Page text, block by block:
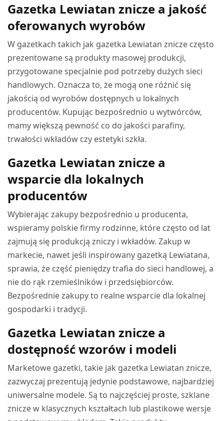
Gazetka Lewiatan znicze a jakość
oferowanych wyrobów
W gazetkach takich jak gazetka Lewiatan znicze często
prezentowane są produkty masowej produkcji,
przygotowane specjalnie pod potrzeby dużych sieci
handlowych. Oznacza to, że mogą one różnić się
jakością od wyrobów dostępnych u lokalnych
producentów. Kupując bezpośrednio u wytwórców,
mamy większą pewność co do jakości parafiny,
trwałości wkładów czy estetyki szkła.
Gazetka Lewiatan znicze a
wsparcie dla lokalnych
producentów
Wybierając zakupy bezpośrednio u producenta,
wspieramy polskie firmy rodzinne, które często od lat
zajmują się produkcją zniczy i wkładów. Zakup w
markecie, nawet jeśli inspirowany gazetką Lewiatana,
sprawia, że część pieniędzy trafia do sieci handlowej, a
nie do rąk rzemieślników i przedsiębiorców.
Bezpośrednie zakupy to realne wsparcie dla lokalnej
gospodarki i tradycji.
Gazetka Lewiatan znicze a
dostępność wzorów i modeli
Marketowe gazetki, takie jak gazetka Lewiatan znicze,
zazwyczaj prezentują jedynie podstawowe, najbardziej
uniwersalne modele. Są to najczęściej proste, szklane
znicze w klasycznych kształtach lub plastikowe wersje